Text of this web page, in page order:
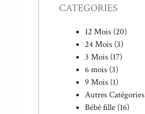
CATEGORIES
12 Mois (20)
24 Mois (3)
3 Mois (17)
6 mois (3)
9 Mois (1)
Autres Catégories
Bébé fille (16)